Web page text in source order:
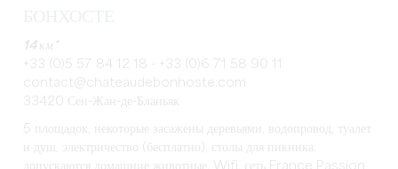
14 км*
+33 (0)5 57 84 12 18 - +33 (0)6 71 58 90 11
contact@chateaudebonhoste.com
33420 Сен-Жан-де-Бланьяк
5 площадок, некоторые засажены деревьями, водопровод, туалет
и душ, электричество (бесплатно), столы для пикника,